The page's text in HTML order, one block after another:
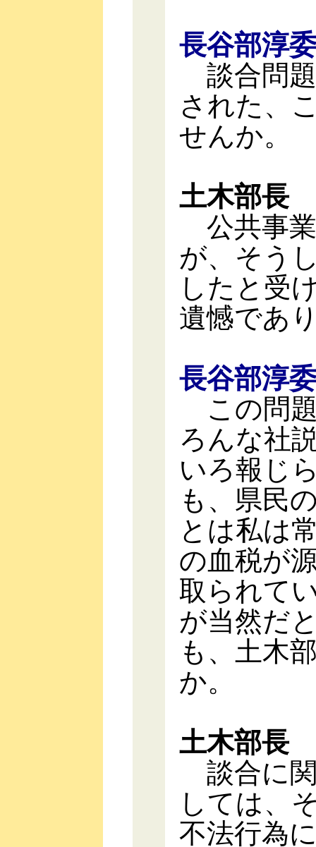
長谷部淳
談合問
された、
せんか。
土木部長
公共事
が、そう
したと受
遺憾であ
長谷部淳
この問
ろんな社
いろ報じ
も、県民
とは私は
の血税が
取られて
が当然だ
も、土木
か。
土木部長
談合に
しては、
不法行為